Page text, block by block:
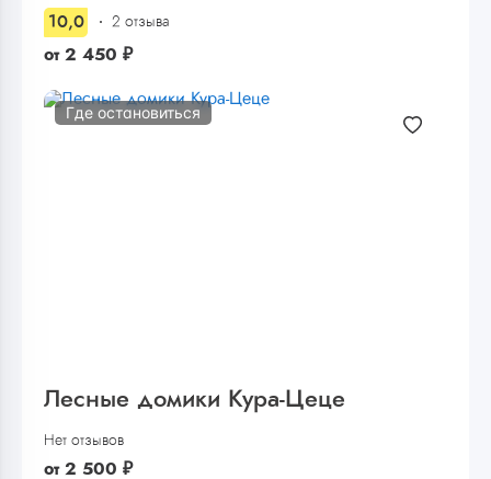
10,0 2 отзыва
от 2 450 ₽
Где остановиться
Лесные домики Кура-Цеце
Нет отзывов
от 2 500 ₽